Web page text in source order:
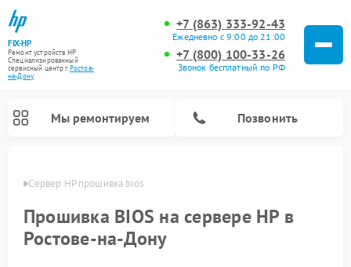
FIX-HP
Ремонт устройств HP
Специализированный
cервисный центр г.Ростов-
на-Дону
+7 (863) 333-92-43
Ежедневно с 9:00 до 21:00
+7 (800) 100-33-26
Звонок бесплатный по РФ
Мы ремонтируем Позвонить
Дону Сервер HP прошивка bios
Прошивка BIOS на сервере HP в
Ростове-на-Дону